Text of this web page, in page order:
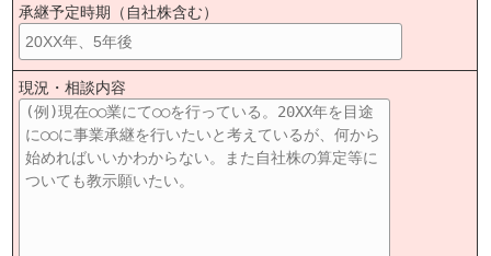
承継予定時期（自社株含む）
現況・相談内容